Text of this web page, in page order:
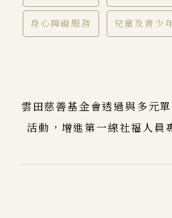
身心障礙服務 兒童及青少
雲田慈善基金會透過與多元
活動，增進第一線社福人員